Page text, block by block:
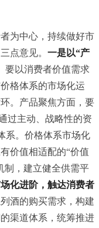
为中心，持续做好市
点意见。 一是以“产
要以消费者价值需求
格体系的市场化运
。产品聚焦方面，要
过主动、战略性的资
系。价格体系市场化
价值相适配的“价值
制，建立健全供需平
化进阶，触达消费者
酒的购买需求，构建
渠道体系，统筹推进